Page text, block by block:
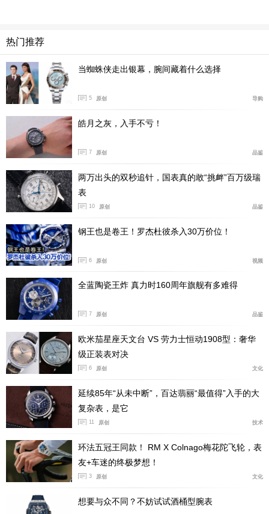
这款表的官方Slogan是：“竞速银灰，硬‘钢’到底”，
短短八个字就已经把腕表的众多特点轻松概括。44 毫米
的不锈钢 316L 表壳，搭配上银灰与黑色为主的盘面和同
样为不锈钢 316L 打造的表链。整体从色彩到功能上都与
汽车美学相互呼应和关联，但是与以往宇联或其他品牌的
汽车美学的腕表设计不同之处在于，这种设计与配色的选
择上更加符合现代经典汽车的美学，而非复古或赛车美
学，因此也更加适合日常佩戴。
穹形蓝宝石玻璃表镜下的盘面色调统一不突兀但又能
保证清晰读时，大面积银灰色采用同心圆纹装饰，随着光
线角度的变化也能呈现不同的光影精髓。盘面外缘测速仪
热门推荐
当蜘蛛侠走出银幕，腕间藏着什么选择
5 原创 导购
皓月之灰，入手不亏！
7 原创 品鉴
两万出头的双秒追针，国表真的敢“挑衅”百万级瑞
表
10 原创 品鉴
钢王也是卷王！罗杰杜彼杀入30万价位！
6 原创 视频
全蓝陶瓷王炸 真力时160周年旗舰有多难得
7 原创 品鉴
欧米茄星座天文台 VS 劳力士恒动1908型：奢华
级正装表对决
6 原创 文化
延续85年“从未中断”，百达翡丽“最值得”入手的大
复杂表，是它
11 原创 技术
环法五冠王同款！ RM X Colnago梅花陀飞轮，表
友+车迷的终极梦想！
3 原创 文化
想要与众不同？不妨试试酒桶型腕表